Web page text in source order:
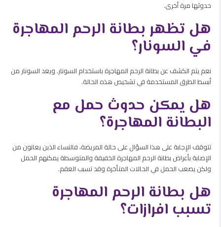
حدوثها مرة أخرى.
هل تظهر بطانة الرحم المهاجرة
في السونار؟
نعم يتم الكشف عن بطانة الرحم المهاجرة باستخدام السونار. ويعد السونار من
أبسط الطرق المستخدمة في تشخيص هذه الحالة.
هل يمكن حدوث حمل مع
البطانة المهاجرة؟
تتوقف الإجابة على هذا السؤال على حالة المريضة، فالنساء الذين يعانون من
الإصابة بأعراض بطانة الرحم المهاجرة الخفيفة والمتوسطة يمكنهم الحمل
ولكن يصعب الحمل في الحالات المتأخرة وقد تسبب العقم.
هل بطانة الرحم المهاجرة
تسبب افرازات؟